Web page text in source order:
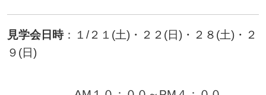
見学会日時：１ /２１(土)・２２(日)・２８(土)・２
９(日)